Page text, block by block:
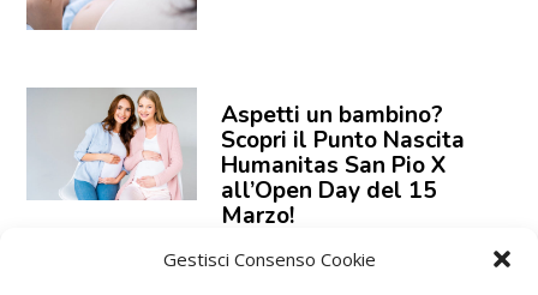
Gestisci Consenso Cookie
Aspetti un bambino?
Scopri il Punto Nascita
Humanitas San Pio X
all’Open Day del 15
Marzo!